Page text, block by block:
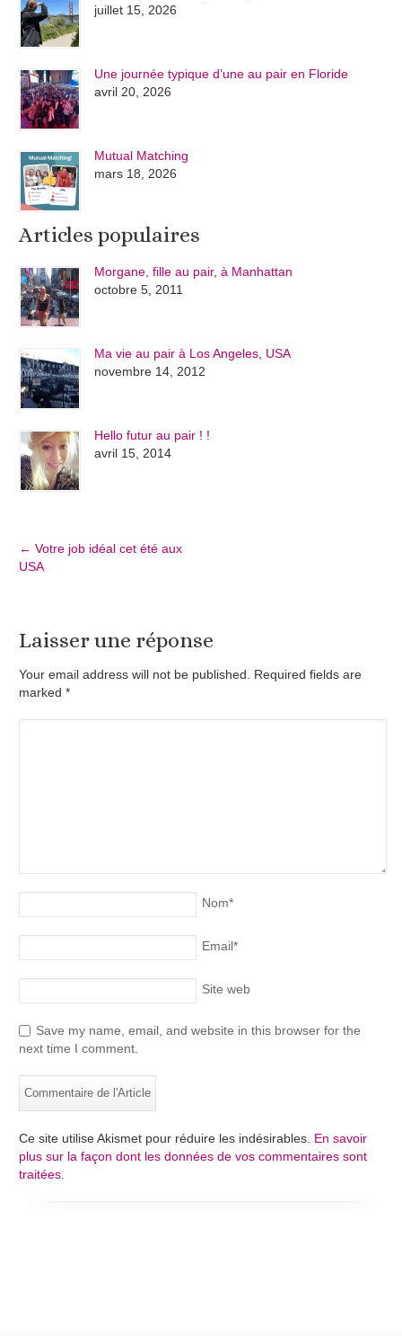
juillet 15, 2026
Une journée typique d’une au pair en Floride
avril 20, 2026
Mutual Matching
mars 18, 2026
Articles populaires
Morgane, fille au pair, à Manhattan
octobre 5, 2011
Ma vie au pair à Los Angeles, USA
novembre 14, 2012
Hello futur au pair ! !
avril 15, 2014
← Votre job idéal cet été aux
USA
Laisser une réponse
Your email address will not be published. Required fields are
marked*
Nom*
Email*
Site web
Save my name, email, and website in this browser for the
next time I comment.
Ce site utilise Akismet pour réduire les indésirables. En savoir
plus sur la façon dont les données de vos commentaires sont
traitées